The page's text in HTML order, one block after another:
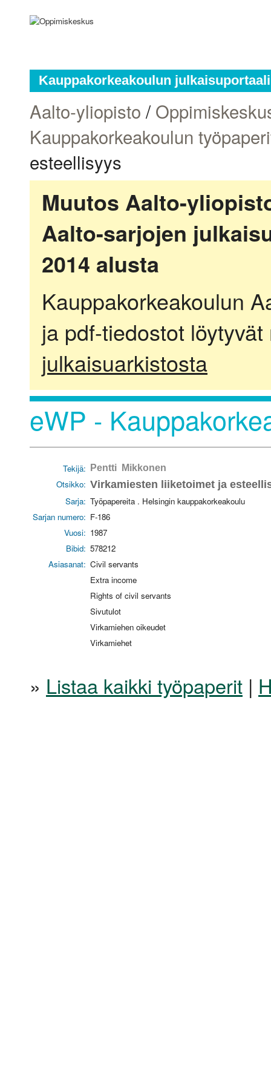
Kauppakorkeakoulun julkaisuportaali
Aalto-yliopisto /
Kauppakorkeakoulun
esteellisyys
Muutos Aalto-
Aalto-sarjojen
2014 alusta
Kauppakorkeakoulun
ja pdf-tiedostot
julkaisuarkistosta
eWP -
Tekijä: Pentti Mikkonen
Otsikko: Virkamiesten liiketoimet ja
Sarja: Työpapereita . Helsingin kauppakorkeakoulu
Sarjan numero: F-186
Vuosi: 1987
Bibid: 578212
Asiasanat: Civil servants
Extra income
Rights of civil servants
Sivutulot
Virkamiehen oikeudet
Virkamiehet
» Listaa kaikki työpaperit |